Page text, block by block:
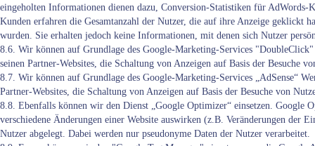
eingeholten Informationen dienen dazu, Conversion-Statistiken für
Kunden erfahren die Gesamtanzahl der Nutzer, die auf ihre Anzeige geklickt
wurden. Sie erhalten jedoch keine Informationen, mit denen sich Nutzer
8.6. Wir können auf Grundlage des Google-Marketing-Services
seinen Partner-Websites, die Schaltung von Anzeigen auf Basis der Besuche
8.7. Wir können auf Grundlage des Google-Marketing-Services „AdSense“
Partner-Websites, die Schaltung von Anzeigen auf Basis der Besuche von
8.8. Ebenfalls können wir den Dienst „Google Optimizer“ einsetzen. Google
verschiedene Änderungen einer Website auswirken (z.B. Veränderungen der
Nutzer abgelegt. Dabei werden nur pseudonyme Daten der Nutzer verarbeitet.